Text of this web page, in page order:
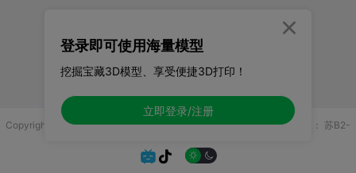
Copyright © 2025 无锡控博科技有限公司 版权所有增值电信业务许可证： 苏B2-
 
登录即可使用海量模型
挖掘宝藏3D模型、享受便捷3D打印！
立即登录/注册
